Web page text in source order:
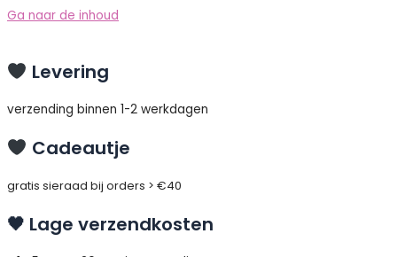
Ga naar de inhoud
Levering
verzending binnen 1-2 werkdagen
Cadeautje
gratis sieraad bij orders > €40
🖤 Lage verzendkosten